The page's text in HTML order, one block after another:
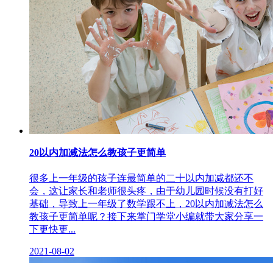
20以内加减法怎么教孩子更简单
很多上一年级的孩子连最简单的二十以内加减都还不
会，这让家长和老师很头疼，由于幼儿园时候没有打好
基础，导致上一年级了数学跟不上，20以内加减法怎么
教孩子更简单呢？接下来掌门学堂小编就带大家分享一
下更快更...
2021-08-02